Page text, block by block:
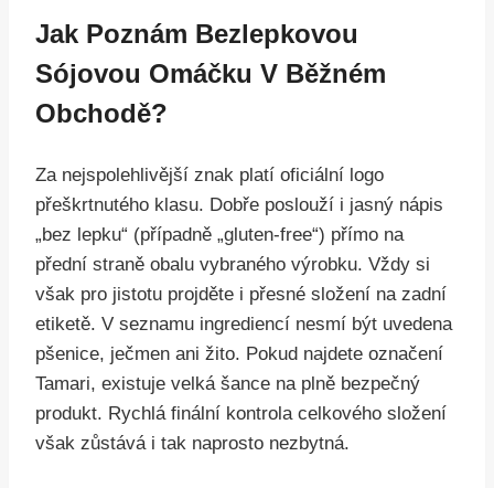
Jak Poznám Bezlepkovou
Sójovou Omáčku V Běžném
Obchodě?
Za nejspolehlivější znak platí oficiální logo
přeškrtnutého klasu. Dobře poslouží i jasný nápis
„bez lepku“ (případně „gluten-free“) přímo na
přední straně obalu vybraného výrobku. Vždy si
však pro jistotu projděte i přesné složení na zadní
etiketě. V seznamu ingrediencí nesmí být uvedena
pšenice, ječmen ani žito. Pokud najdete označení
Tamari, existuje velká šance na plně bezpečný
produkt. Rychlá finální kontrola celkového složení
však zůstává i tak naprosto nezbytná.